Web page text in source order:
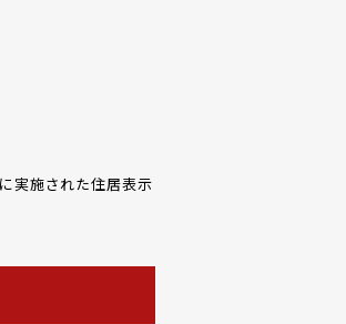
実施された住居表示